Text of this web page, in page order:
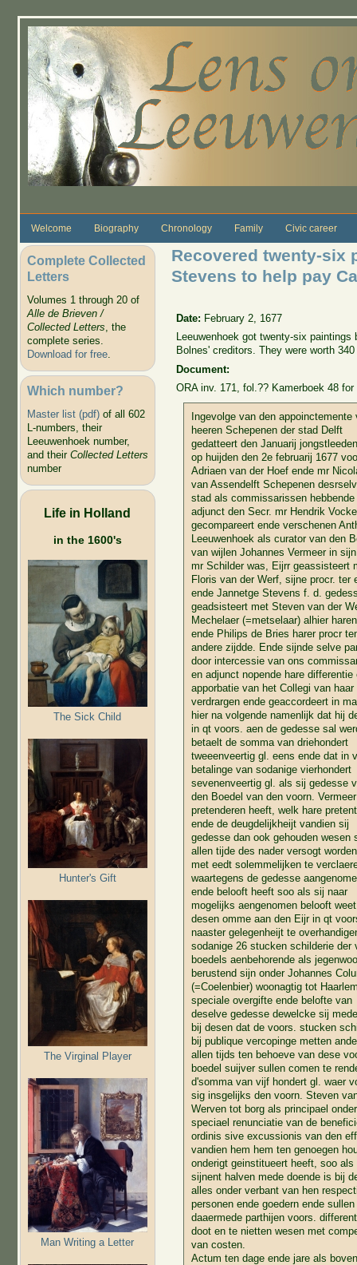
Welcome Biography Chronology Family Civic career
Complete Collected
Letters
Volumes 1 through 20 of
Alle de Brieven /
Collected Letters, the
complete series.
Download for free.
Which number?
Master list (pdf)of all 602
L-numbers, their
Leeuwenhoek number,
and their Collected Letters
number
Life in Holland
in the 1600's
The Sick Child
Hunter's Gift
The Virginal Player
Man Writing a Letter
Recovered twenty-six
Stevens to help pay
Date: February 2, 1677
Leeuwenhoek got twenty-six
Bolnes' creditors. They were worth
Document:
ORA inv. 171, fol.?? Kamerboek 48
Ingevolge van den appoinctemente
heeren Schepenen der stad Delft
gedatteert den Januarij
op huijden den 2e februarij 1677
Adriaen van der Hoef ende mr
van Assendelft Schepenen
stad als commissarissen hebbende
adjunct den Secr. mr Hendrik
gecompareert ende verschenen
Leeuwenhoek als curator van den
van wijlen Johannes Vermeer in
mr Schilder was, Eijrr geassisteert
Floris van der Werf, sijne procr. ter
ende Jannetge Stevens f. d.
geadsisteert met Steven van der
Mechelaer (=metselaar) alhier
ende Philips de Bries harer procr
andere zijdde. Ende sijnde selve
door intercessie van ons
en adjunct nopende hare differentie
apporbatie van het Collegi van haar
verdrargen ende geaccordeert in
hier na volgende namenlijk dat hij
in qt voors. aen de gedesse sal
betaelt de somma van driehondert
tweeenveertig gl. eens ende dat in
betalinge van sodanige vierhondert
sevenenveertig gl. als sij gedesse
den Boedel van den voorn.
pretenderen heeft, welk hare
ende de deugdelijkheijt vandien sij
gedesse dan ook gehouden wesen
allen tijde des nader versogt
met eedt solemmelijken te
waartegens de gedesse
ende belooft heeft soo als sij naar
mogelijks aengenomen belooft
desen omme aan den Eijr in qt
naaster gelegenheijt te
sodanige 26 stucken schilderie der
boedels aenbehorende als
berustend sijn onder Johannes
(=Coelenbier) woonagtig tot
speciale overgifte ende belofte van
deselve gedesse dewelcke sij
bij desen dat de voors. stucken
bij publique vercopinge metten
allen tijds ten behoeve van dese
boedel suijver sullen comen te
d'somma van vijf hondert gl. waer
sig insgelijks den voorn. Steven
Werven tot borg als principael onder
speciael renunciatie van de
ordinis sive excussionis van den
vandien hem hem ten genoegen
onderigt geinstitueert heeft, soo als
sijnent halven mede doende is bij
alles onder verbant van hen
personen ende goedern ende sullen
daaermede parthijen voors.
doot en te nietten wesen met
van costen.
Actum ten dage ende jare als boven